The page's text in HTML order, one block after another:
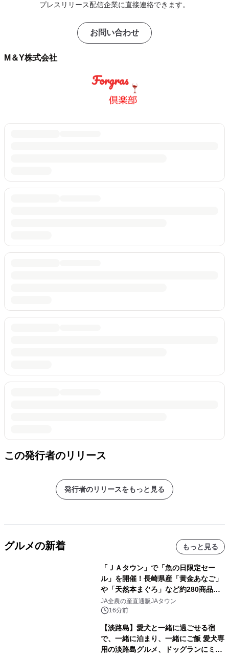
プレスリリース配信企業に直接連絡できます。
お問い合わせ
M＆Y株式会社
この発行者のリリース
発行者のリリースをもっと見る
グルメの新着 もっと見る
「ＪＡタウン」で「魚の日限定セー
ル」を開催！長崎県産「黄金あなご」
や「天然本まぐろ」など約280商品を
販売！～毎月１０日の定例企画～
JA全農の産直通販JAタウン
16分前
【淡路島】愛犬と一緒に過ごせる宿
で、一緒に泊まり、一緒にご飯 愛犬専
用の淡路島グルメ、ドッグランにミニ